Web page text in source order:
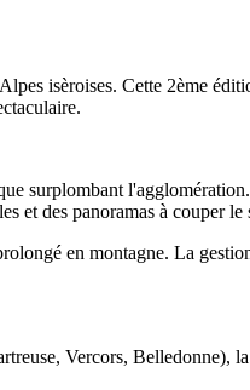
isèroises. Cette 2ème
surplombant
et des panoramas à couper le
en montagne. La
Vercors, Belledonne),